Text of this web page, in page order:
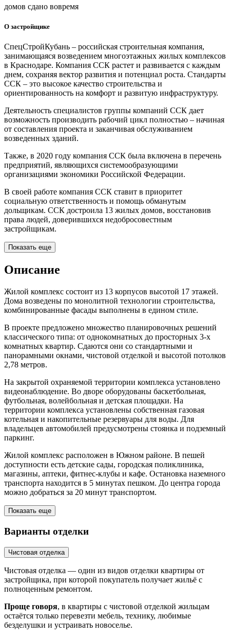
домов сдано вовремя
О застройщике
СпецСтройКубань – российская строительная компания,
занимающаяся возведением многоэтажных жилых комплексов
в Краснодаре. Компания ССК растет и развивается с каждым
днем, сохраняя вектор развития и потенциал роста. Стандарты
ССК – это высокое качество строительства и
ориентированность на комфорт и развитую инфраструктуру.
Деятельность специалистов группы компаний ССК дает
возможность производить рабочий цикл полностью – начиная
от составления проекта и заканчивая обслуживанием
возведенных зданий.
Также, в 2020 году компания ССК была включена в перечень
предприятий, являющихся системообразующими
организациями экономики Российской Федерации.
В своей работе компания ССК ставит в приоритет
социальную ответственность и помощь обманутым
дольщикам. ССК достроила 13 жилых домов, восстановив
права людей, доверившихся недобросовестным
застройщикам.
Показать еще
Описание
Жилой комплекс состоит из 13 корпусов высотой 17 этажей.
Дома возведены по монолитной технологии строительства,
комбинированные фасады выполнены в едином стиле.
В проекте предложено множество планировочных решений
классического типа: от однокомнатных до просторных 3-х
комнатных квартир. Сдаются они со стандартными и
панорамными окнами, чистовой отделкой и высотой потолков
2,78 метров.
На закрытой охраняемой территории комплекса установлено
видеонаблюдение. Во дворе оборудованы баскетбольная,
футбольная, волейбольная и детская площадки. На
территории комплекса установлены собственная газовая
котельная и накопительные резервуары для воды. Для
владельцев автомобилей предусмотрены стоянка и подземный
паркинг.
Жилой комплекс расположен в Южном районе. В пешей
доступности есть детские сады, городская поликлиника,
магазины, аптеки, фитнес-клубы и кафе. Остановка наземного
транспорта находится в 5 минутах пешком. До центра города
можно добраться за 20 минут транспортом.
Показать еще
Варианты отделки
Чистовая отделка
Чистовая отделка — один из видов отделки квартиры от
застройщика, при которой покупатель получает жильё с
полноценным ремонтом.
Проще говоря, в квартиры с чистовой отделкой жильцам
остаётся только перевезти мебель, технику, любимые
безделушки и устраивать новоселье.